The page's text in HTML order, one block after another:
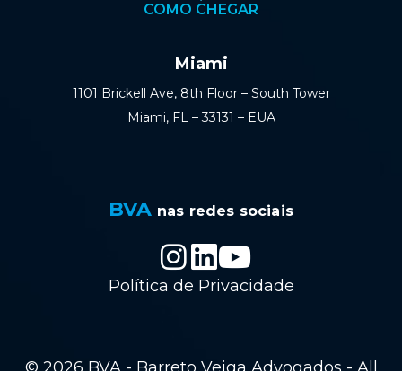
COMO CHEGAR
Miami
1101 Brickell Ave, 8th Floor – South Tower
Miami, FL – 33131 – EUA
BVA nas redes sociais
Política de Privacidade